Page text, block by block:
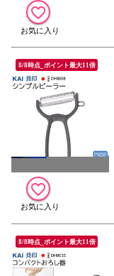
8/8時点_ポイント最大11倍
8/8時点_ポイント最大11倍